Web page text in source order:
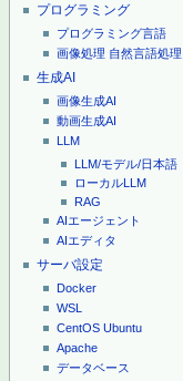
プログラミング
プログラミング言語
画像処理 自然言語処理
生成AI
画像生成AI
動画生成AI
LLM
LLM/モデル/日本語
ローカルLLM
RAG
AIエージェント
AIエディタ
サーバ設定
Docker
WSL
CentOS Ubuntu
Apache
データベース